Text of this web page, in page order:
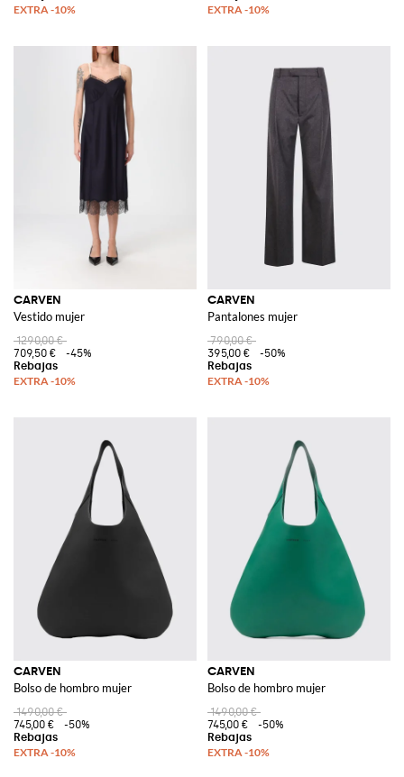
CARVEN
Vestido mujer
1290,00 €
709,50 €
-45%
CARVEN
Pantalones mujer
790,00 €
395,00 €
-50%
CARVEN
Bolso de hombro mujer
1490,00 €
745,00 €
-50%
CARVEN
Bolso de hombro mujer
1490,00 €
745,00 €
-50%